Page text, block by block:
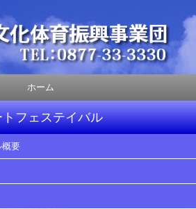
ホーム
トフェステイバル
概要